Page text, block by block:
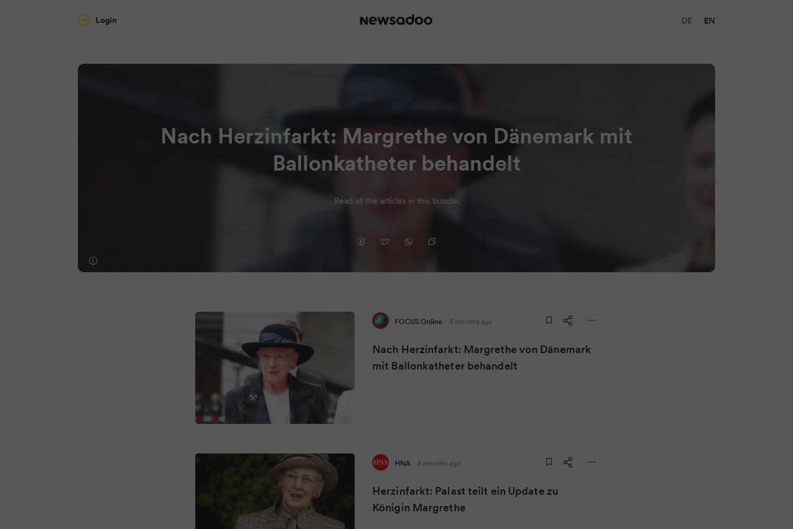
Login DE EN
Nach Herzinfarkt: Margrethe von Dänemark mit
Ballonkatheter behandelt
Read all the articles in this bundle.
FOCUS Online · 3 months ago
Nach Herzinfarkt: Margrethe von Dänemark
mit Ballonkatheter behandelt
HNA · 3 months ago
Herzinfarkt: Palast teilt ein Update zu
Königin Margrethe